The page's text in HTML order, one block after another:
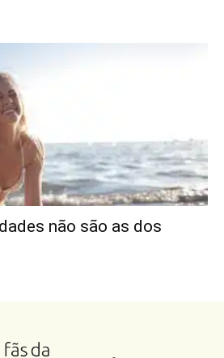
não são as dos